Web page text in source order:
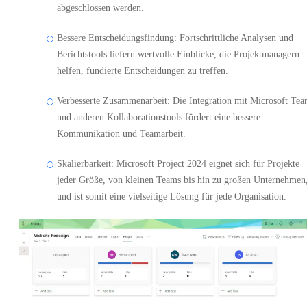
abgeschlossen werden.
Bessere Entscheidungsfindung: Fortschrittliche Analysen und
Berichtstools liefern wertvolle Einblicke, die Projektmanagern
helfen, fundierte Entscheidungen zu treffen.
Verbesserte Zusammenarbeit: Die Integration mit Microsoft
und anderen Kollaborationstools fördert eine bessere
Kommunikation und Teamarbeit.
Skalierbarkeit: Microsoft Project 2024 eignet sich für Projekte
jeder Größe, von kleinen Teams bis hin zu großen
und ist somit eine vielseitige Lösung für jede Organisation.